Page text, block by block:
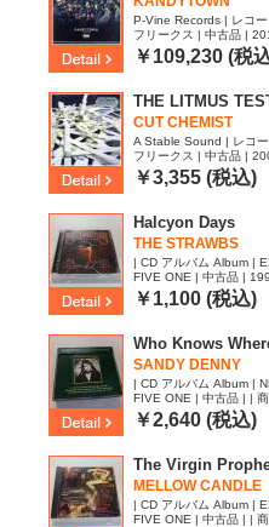
P-Vine Records | レコ
フリークス | 中古品 |
￥109,230 (税
THE LITMUS
CUT CHEMIST
A Stable Sound | レコ
フリークス | 中古品 |
￥3,355 (税込)
Halcyon Days
THE STRAWBS
| CD アルバム Album |
FIVE ONE | 中古品 |
￥1,100 (税込)
Who Knows
SANDY DENNY
| CD アルバム Album |
FIVE ONE | 中古品 | |
￥2,640 (税込)
The Virgin
MELLOW CANDLE
| CD アルバム Album |
FIVE ONE | 中古品 | |